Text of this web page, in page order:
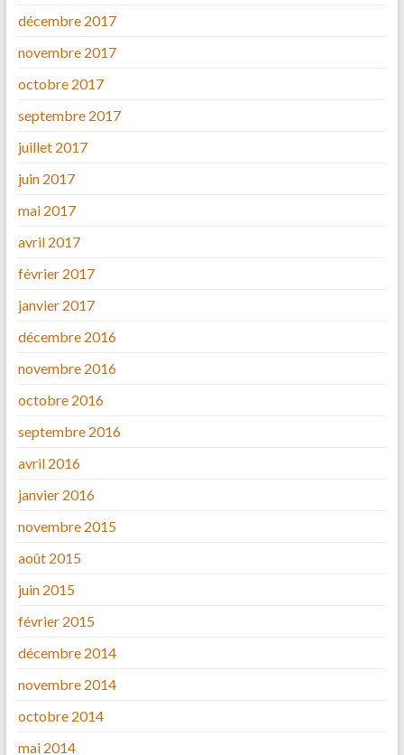
décembre 2017
novembre 2017
octobre 2017
septembre 2017
juillet 2017
juin 2017
mai 2017
avril 2017
février 2017
janvier 2017
décembre 2016
novembre 2016
octobre 2016
septembre 2016
avril 2016
janvier 2016
novembre 2015
août 2015
juin 2015
février 2015
décembre 2014
novembre 2014
octobre 2014
mai 2014